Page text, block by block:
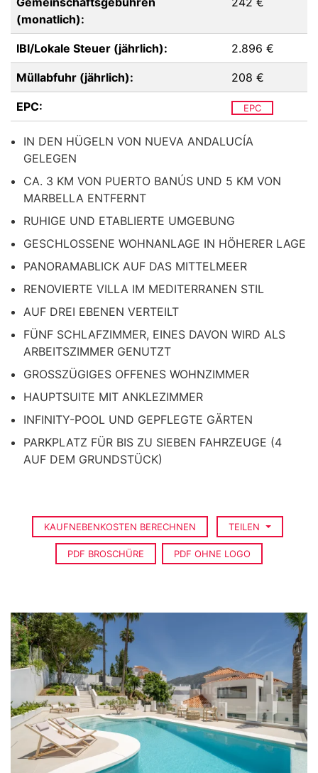
(monatlich):
IBI/Lokale Steuer (jährlich): 2.896 €
Müllabfuhr (jährlich): 208 €
EPC: EPC
IN DEN HÜGELN VON NUEVA ANDALUCÍA
GELEGEN
CA. 3 KM VON PUERTO BANÚS UND 5 KM VON
MARBELLA ENTFERNT
RUHIGE UND ETABLIERTE UMGEBUNG
GESCHLOSSENE WOHNANLAGE IN HÖHERER LAGE
PANORAMABLICK AUF DAS MITTELMEER
RENOVIERTE VILLA IM MEDITERRANEN STIL
AUF DREI EBENEN VERTEILT
FÜNF SCHLAFZIMMER, EINES DAVON WIRD ALS
ARBEITSZIMMER GENUTZT
GROSSZÜGIGES OFFENES WOHNZIMMER
HAUPTSUITE MIT ANKLEZIMMER
INFINITY-POOL UND GEPFLEGTE GÄRTEN
PARKPLATZ FÜR BIS ZU SIEBEN FAHRZEUGE (4
AUF DEM GRUNDSTÜCK)
KAUFNEBENKOSTEN BERECHNEN TEILEN
PDF BROSCHÜRE PDF OHNE LOGO